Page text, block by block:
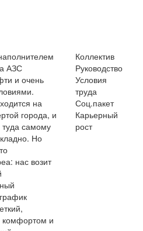
АЗС
и очень
на
города, и
туда самому
Но
нас возит
комфортом и
Коллектив
Руководство
Условия
труда
Соц.пакет
Карьерный
рост